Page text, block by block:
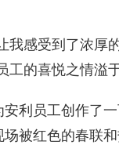
感受到了浓厚
的喜悦之情溢于
员工创作了一
被红色的春联